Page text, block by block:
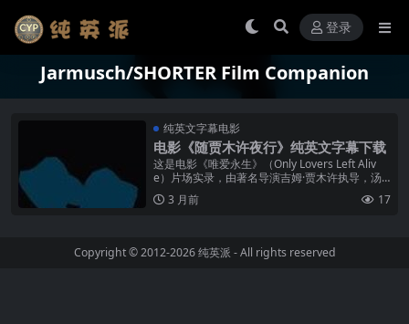
登录
Jarmusch/SHORTER Film Companion
纯英文字幕电影
电影《随贾木许夜行》纯英文字幕下载
这是电影《唯爱永生》（Only Lovers Left Aliv
e）片场实录，由著名导演吉姆·贾木许执导，汤
姆·希德勒斯顿（Tom Hiddleston 饰）与...
3 月前 17
Copyright © 2012-2026纯英派 - All rights reserved